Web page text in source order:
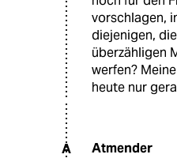
vorschlagen,
diejenigen,
überzähligen
werfen?
heute nur
A Atmender